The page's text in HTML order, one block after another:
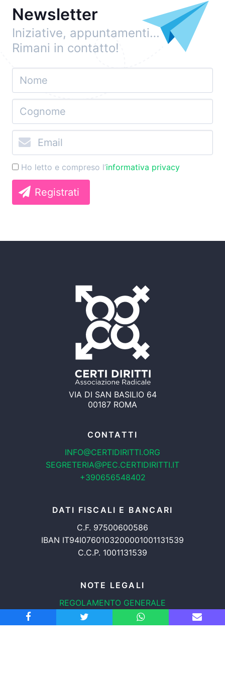
Newsletter
Iniziative, appuntamenti…
Rimani in contatto!
Ho letto e compreso l’informativa privacy
Registrati
VIA DI SAN BASILIO 64
00187 ROMA
CONTATTI
INFO@CERTIDIRITTI.ORG
SEGRETERIA@PEC.CERTIDIRITTI.IT
+390656548402
DATI FISCALI E BANCARI
C.F. 97500600586
IBAN IT94I0760103200001001131539
C.C.P. 1001131539
NOTE LEGALI
REGOLAMENTO GENERALE
PROTEZIONE DATI
INFORMATIVA COOKIES